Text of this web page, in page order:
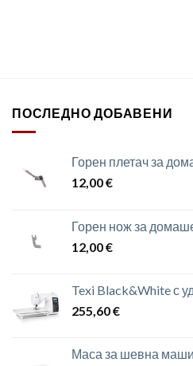
ПОСЛЕДНО ДОБАВЕНИ
Горен плетач за
12,00€
Горен нож за
12,00€
Texi Black&White с
255,60€
Маса за шевна